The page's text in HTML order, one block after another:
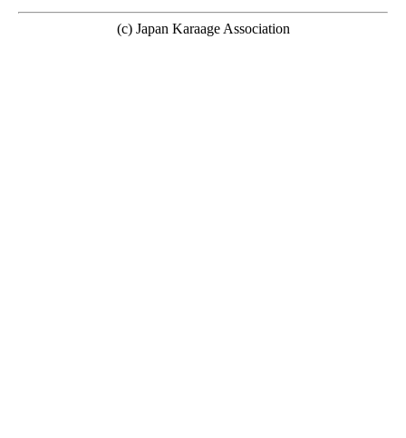
(c) Japan Karaage Association